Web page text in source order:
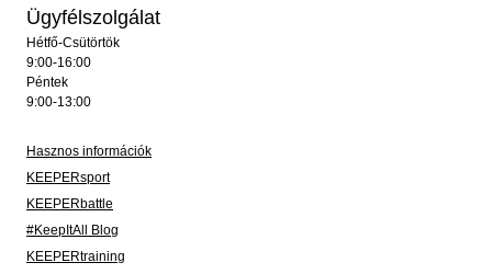
Ügyfélszolgálat
Hétfő-Csütörtök
9:00-16:00
Péntek
9:00-13:00
Hasznos információk
KEEPERsport
KEEPERbattle
#KeepItAll Blog
KEEPERtraining